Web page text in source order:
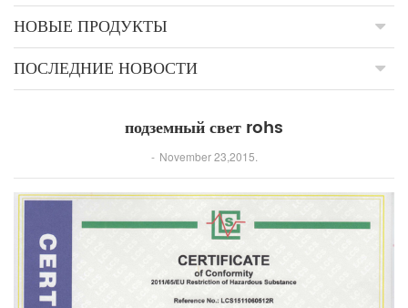
НОВЫЕ ПРОДУКТЫ
ПОСЛЕДНИЕ НОВОСТИ
подземный свет rohs
November 23,2015.